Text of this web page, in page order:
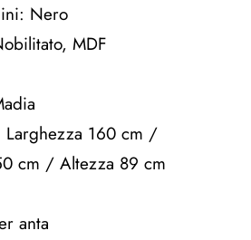
Nero
MDF
Larghezza 160 cm /
cm / Altezza 89 cm
anta